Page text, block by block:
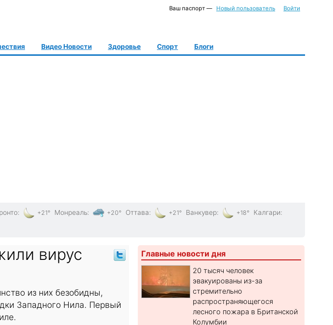
Ваш паспорт — Новый пользователь Войти
Видео Новости Здоровье Спорт Блоги
: +21° Монреаль: +20° Оттава: +21° Ванкувер: +18° Калгари:
вирус
из них безобидны,
Западного Нила. Первый
Главные новости дня
20 тысяч человек
эвакуированы из-за
стремительно
распространяющегося
лесного пожара в Британской
Колумбии